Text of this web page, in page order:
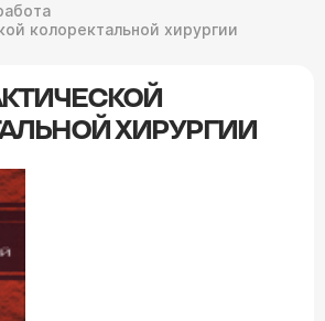
колоректальной хирургии
ХИРУРГИИ